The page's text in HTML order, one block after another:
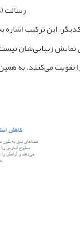
رسالت
این ترکیب
نمایش زیبایی‌شان
تقویت می‌کنند. به